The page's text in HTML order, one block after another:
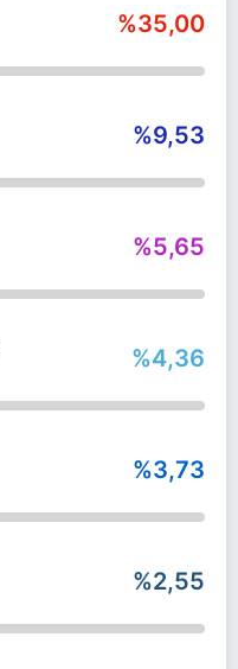
%35,00
%9,53
%5,65
%4,36
%3,73
%2,55